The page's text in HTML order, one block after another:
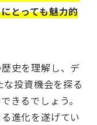
とっても魅力的
史を理解し、デ
投資機会を探る
きるでしょう。
進化を遂げてい